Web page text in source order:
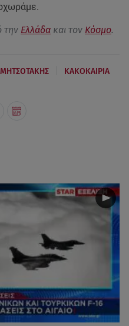
την Ελλάδα και τον Κόσμο.
ΚΑΚΟΚΑΙΡΙΑ